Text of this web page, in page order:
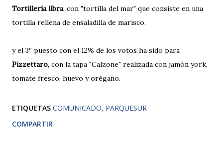
Tortillería libra, con "tortilla del mar" que consiste en una
tortilla rellena de ensaladilla de marisco.
y el 3º puesto con el 12% de los votos ha sido para
Pizzettaro, con la tapa "Calzone" realizada con jamón york,
tomate fresco, huevo y orégano.
ETIQUETAS COMUNICADO PARQUESUR
COMPARTIR